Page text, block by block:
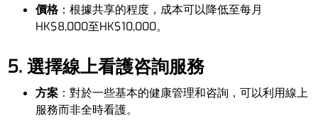
價格：根據共享的程度，成本可以降低至每月
HK$8,000至HK$10,000。
5. 選擇線上看護咨詢服務
方案 ：對於一些基本的健康管理和咨詢，可以利用線上
服務而非全時看護。